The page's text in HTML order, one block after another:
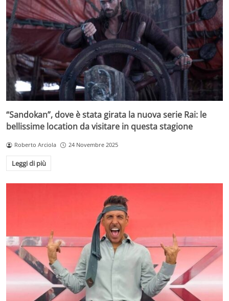
“Sandokan”, dove è stata girata la nuova serie Rai: le
bellissime location da visitare in questa stagione
Roberto Arciola 24 Novembre 2025
Leggi di più